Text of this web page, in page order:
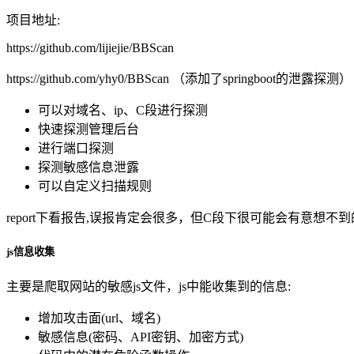
项目地址:
https://github.com/lijiejie/BBScan
https://github.com/yhy0/BBScan （添加了springboot的泄露探测）
可以对域名、ip、C段进行探测
快速探测管理后台
进行端口探测
探测敏感信息泄露
可以自定义扫描规则
report下看报告,误报肯定会很多，但C段下很可能会有意想不到
js信息收集
主要是爬取网站的敏感js文件，js中能收集到的信息:
增加攻击面(url、域名)
敏感信息(密码、API密钥、加密方式)